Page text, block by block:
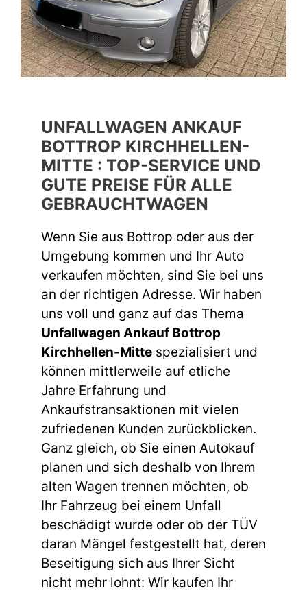
UNFALLWAGEN ANKAUF
BOTTROP KIRCHHELLEN-
MITTE : TOP-SERVICE UND
GUTE PREISE FÜR ALLE
GEBRAUCHTWAGEN
Wenn Sie aus Bottrop oder aus der
Umgebung kommen und Ihr Auto
verkaufen möchten, sind Sie bei uns
an der richtigen Adresse. Wir haben
uns voll und ganz auf das Thema
Unfallwagen Ankauf Bottrop
Kirchhellen-Mitte spezialisiert und
können mittlerweile auf etliche
Jahre Erfahrung und
Ankaufstransaktionen mit vielen
zufriedenen Kunden zurückblicken.
Ganz gleich, ob Sie einen Autokauf
planen und sich deshalb von Ihrem
alten Wagen trennen möchten, ob
Ihr Fahrzeug bei einem Unfall
beschädigt wurde oder ob der TÜV
daran Mängel festgestellt hat, deren
Beseitigung sich aus Ihrer Sicht
nicht mehr lohnt: Wir kaufen Ihr